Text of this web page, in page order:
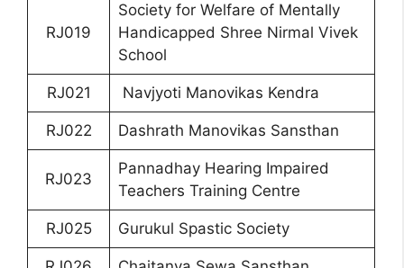
RJ019
Society for Welfare of Mentally
Handicapped Shree Nirmal Vivek
School
RJ021 Navjyoti Manovikas Kendra
RJ022 Dashrath Manovikas Sansthan
RJ023
Pannadhay Hearing Impaired
Teachers Training Centre
RJ025 Gurukul Spastic Society